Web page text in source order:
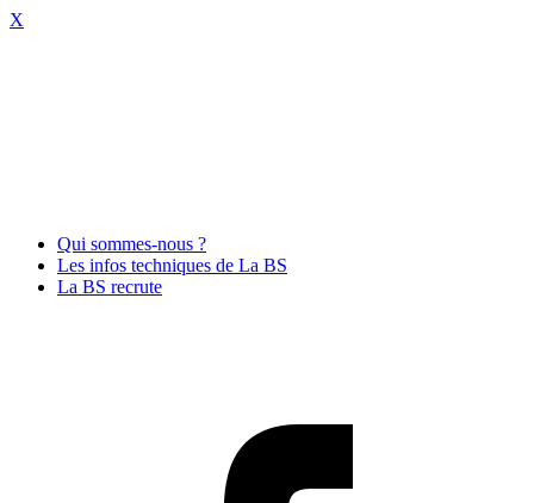
X
Qui sommes-nous ?
Les infos techniques de La BS
La BS recrute